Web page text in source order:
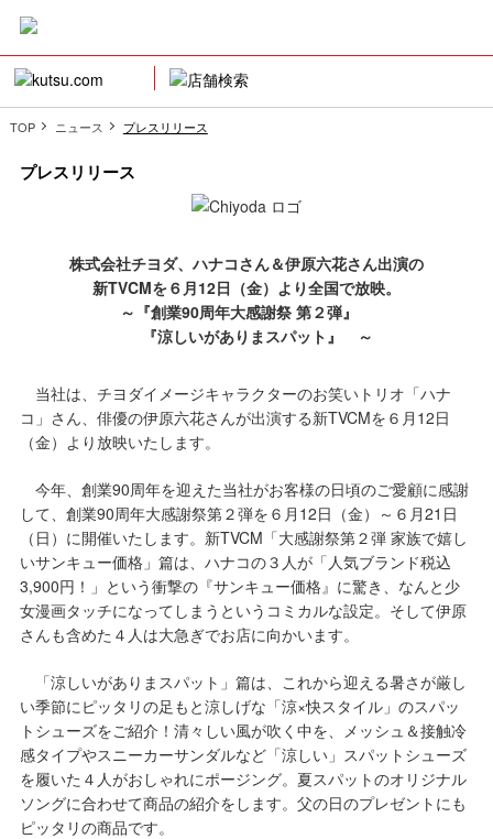
TOP ニュース プレスリリース
プレスリリース
株式会社チヨダ、ハナコさん＆伊原六花さん出演の
新TVCMを６月12日（金）より全国で放映。
～『創業90周年大感謝祭 第２弾』
『涼しいがありまスパット』 ～
当社は、チヨダイメージキャラクターのお笑いトリオ「ハナ
コ」さん、俳優の伊原六花さんが出演する新TVCMを６月12日
（金）より放映いたします。
今年、創業90周年を迎えた当社がお客様の日頃のご愛顧に感謝
して、創業90周年大感謝祭第２弾を６月12日（金）～６月21日
（日）に開催いたします。新TVCM「大感謝祭第２弾 家族で嬉し
いサンキュー価格」篇は、ハナコの３人が「人気ブランド税込
3,900円！」という衝撃の『サンキュー価格』に驚き、なんと少
女漫画タッチになってしまうというコミカルな設定。そして伊原
さんも含めた４人は大急ぎでお店に向かいます。
「涼しいがありまスパット」篇は、これから迎える暑さが厳し
い季節にピッタリの足もと涼しげな「涼×快スタイル」のスパッ
トシューズをご紹介！清々しい風が吹く中を、メッシュ＆接触冷
感タイプやスニーカーサンダルなど「涼しい」スパットシューズ
を履いた４人がおしゃれにポージング。夏スパットのオリジナル
ソングに合わせて商品の紹介をします。父の日のプレゼントにも
ピッタリの商品です。